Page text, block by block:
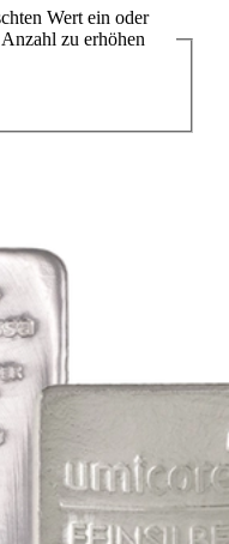
Wert ein oder
zu erhöhen